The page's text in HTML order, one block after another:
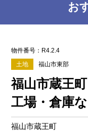
お
物件番号：R4.2.4
土地
福山市東部
福山市蔵王
工場・倉庫
福山市蔵王町